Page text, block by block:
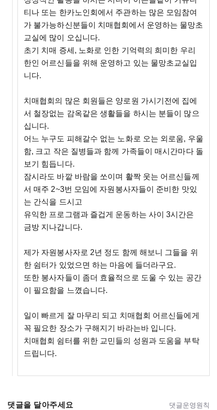
티나 또는 한카노인회에서 주관하는 많은 모임참여
가 불가능하신분들이 치매협회에서 운영하는 물망초
교실에 많이 오십니다.
초기 치매 증세, 노화로 인한 기억력의 희미한 우리
한인 어르신들을 위해 운영하고 있는 물망초교실입
니다.
치매협회의 많은 회원들은 양로원 가시기전에 집에
서 철장없는 감옥같은 생활들을 하시는 분들이 많으
십니다.
어느 누구도 피해갈수 없는 노화로 오는 외로움, 우울
함, 크고 작은 질병들과 함께 가족들이 매시간마다 돌
보기 힘듭니다.
잠시라도 바깥 바람을 쏘이며 활짝 웃는 어르신들께
서 매주 2~3번 모임에 자원봉사자들이 준비한 맛있
는 간식을 드시고
유익한 프로그램과 즐겁게 운동하는 사이 3시간은
금방 지나갑니다.
제가 자원봉사자로 2년 정도 함께 해보니 그들을 위
한 쉼터가 있었으면 하는 마음에 들더라구요.
또한 봉사자들이 좀더 효율적으로 도울 수 있는 공간
이 필요함을 느꼈습니다.
일이 빠르게 잘 마무리 되고 치매협회 어르신들에게
꼭 필요한 장소가 구해지기 바라는바 입니다.
치매협회 쉼터를 위한 교민들의 성원과 도움을 부탁
드립니다.
댓글을 달아주세요 댓글운영원칙